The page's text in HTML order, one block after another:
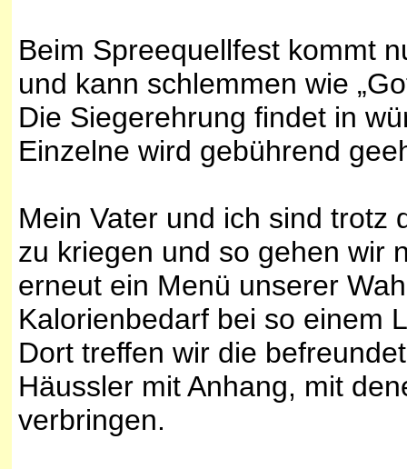
Beim Spreequellfest kommt
und kann schlemmen wie
Die Siegerehrung findet in
Einzelne wird gebührend
Mein Vater und ich sind trotz
zu kriegen und so gehen wir
erneut ein Menü unserer
Kalorienbedarf bei so einem
Dort treffen wir die
Häussler mit Anhang, mit
verbringen.